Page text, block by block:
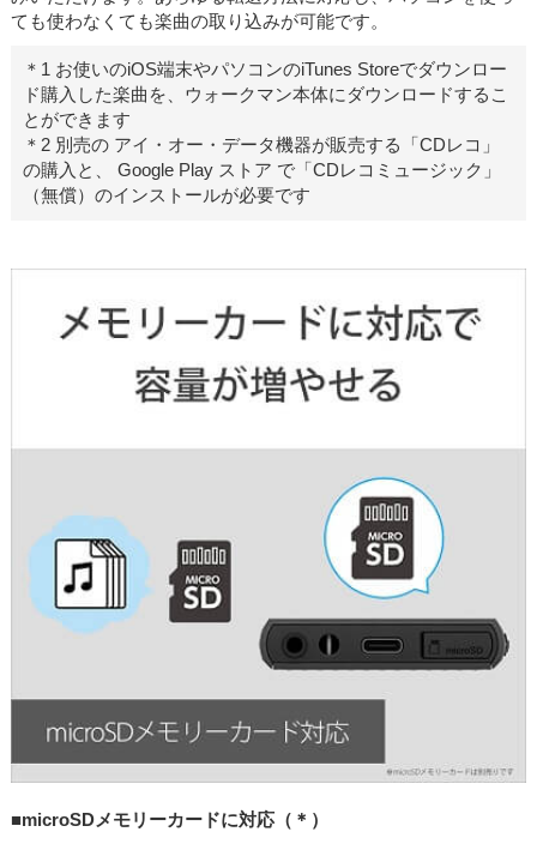
ても使わなくても楽曲の取り込みが可能です。
＊1 お使いのiOS端末やパソコンのiTunes Storeでダウンロー
ド購入した楽曲を、ウォークマン本体にダウンロードするこ
とができます
＊2 別売の アイ・オー・データ機器が販売する「CDレコ」
の購入と、 Google Play ストア で「CDレコミュージック」
（無償）のインストールが必要です
■microSDメモリーカードに対応（＊）